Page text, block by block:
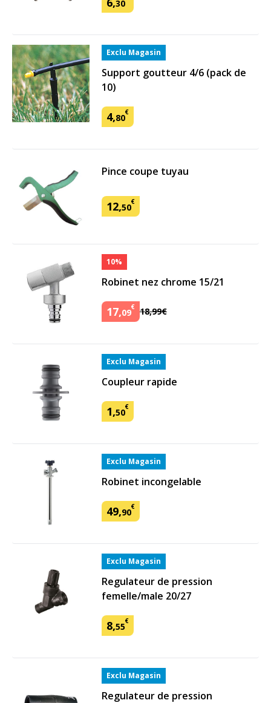
30
Exclu Magasin
Support goutteur 4/6 (pack de
10)
4,80€
Pince coupe tuyau
12,50€
10%
Robinet nez chrome 15/21
17,09€ 18,99€
Exclu Magasin
Coupleur rapide
1,50€
Exclu Magasin
Robinet incongelable
49,90€
Exclu Magasin
Regulateur de pression
femelle/male 20/27
8,55€
Exclu Magasin
Regulateur de pression